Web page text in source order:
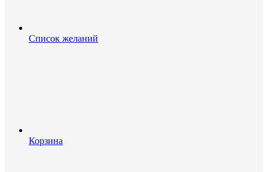
Список желаний
Корзина